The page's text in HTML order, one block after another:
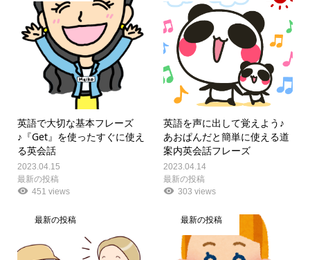
英語で大切な基本フレーズ
♪『Get』を使ったすぐに使え
る英会話
2023.04.15
最新の投稿
451 views
英語を声に出して覚えよう♪
あおぱんだと簡単に使える道
案内英会話フレーズ
2023.04.14
最新の投稿
303 views
最新の投稿 最新の投稿